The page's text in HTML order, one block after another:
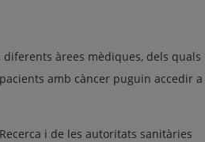
diferents àrees mèdiques, dels quals
amb càncer puguin accedir a
i de les autoritats sanitàries